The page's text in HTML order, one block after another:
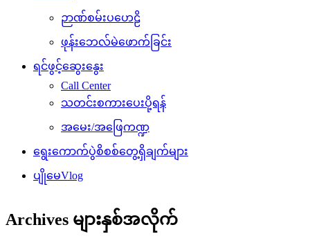
ဉာဏ်စမ်းပဟေဠိ
ဖုန်းဘေလ်မဲဖောက်ခြင်း
ရင်ဖွင့်ဆွေးနွေး
Call Center
သတင်းစကားပေးပို့ရန်
အမေး/အဖြေကဏ္ဍ
ရွေးကောက်ပွဲစိစစ်တွေ့ရှိချက်များ
ပျိုမေVlog
Archives များနှစ်အလိုက်